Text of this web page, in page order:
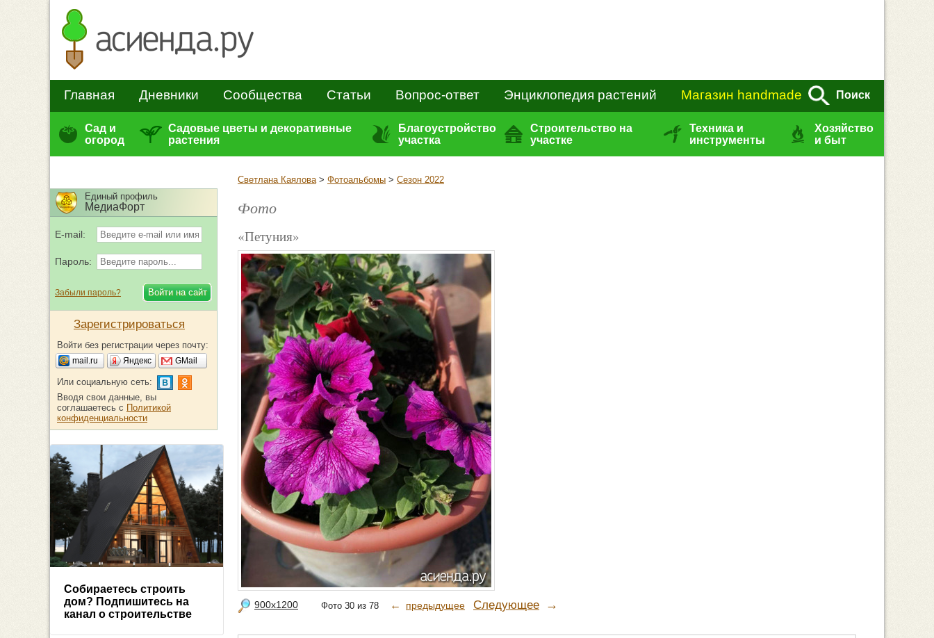
Главная Дневники Сообщества Статьи Вопрос-ответ Энциклопедия растений Магазин handmade Поиск
Сад и
огород
Садовые цветы и декоративные
растения
Благоустройство
участка
Строительство на
участке
Техника и
инструменты
Хозяйство
и быт
Светлана Каялова> Фотоальбомы > Сезон 2022
Фото
«Петуния»
900x1200 Фото 30 из 78 ← предыдущее Следующее →
Единый профиль
МедиаФорт
E-mail:
Пароль:
Забыли пароль?
Зарегистрироваться
Войти без регистрации через почту:
mail.ru Яндекс GMail
Или социальную сеть:
Вводя свои данные, вы
соглашаетесь с Политикой
конфиденциальности
Собираетесь строить
дом? Подпишитесь на
канал о строительстве